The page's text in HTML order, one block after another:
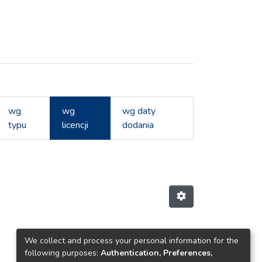
wg
typu
wg
licencji
wg daty
dodania
We collect and process your personal information for the
following purposes: Authentication, Preferences,